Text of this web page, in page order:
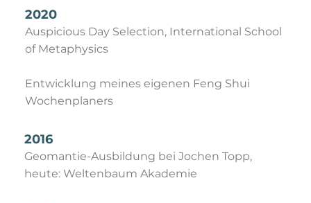
2016
Geomantie-Ausbildung bei Jochen Topp,
heute: Weltenbaum Akademie
2020
Auspicious Day Selection, International School
of Metaphysics
Entwicklung meines eigenen Feng Shui
Wochenplaners